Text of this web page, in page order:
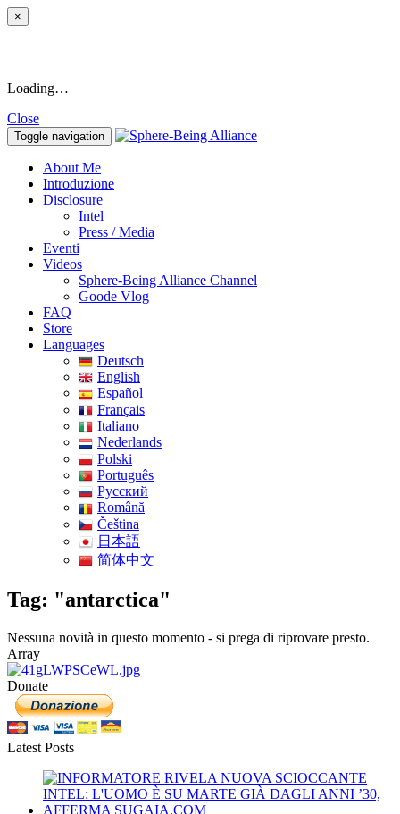
×
Loading…
Close
Toggle navigation
About Me
Introduzione
Disclosure
Intel
Press / Media
Eventi
Videos
Sphere-Being Alliance Channel
Goode Vlog
FAQ
Store
Languages
Deutsch
English
Español
Français
Italiano
Nederlands
Polski
Português
Pусский
Română
Čeština
日本語
简体中文
Tag: "antarctica"
Nessuna novità in questo momento - si prega di riprovare presto.
Array
Donate
Latest Posts